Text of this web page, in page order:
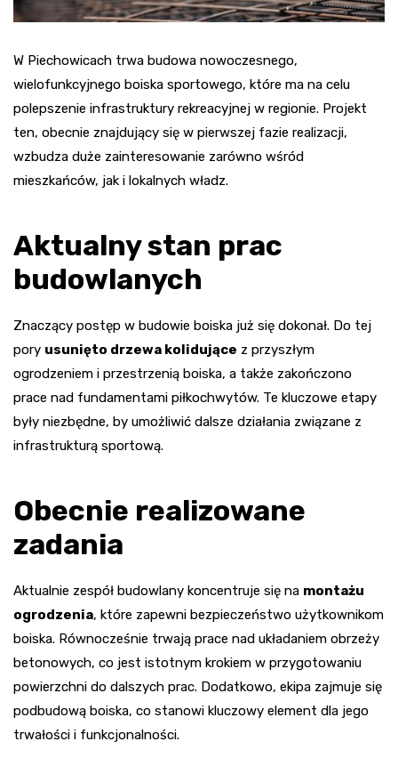
W Piechowicach trwa budowa nowoczesnego,
wielofunkcyjnego boiska sportowego, które ma na celu
polepszenie infrastruktury rekreacyjnej w regionie. Projekt
ten, obecnie znajdujący się w pierwszej fazie realizacji,
wzbudza duże zainteresowanie zarówno wśród
mieszkańców, jak i lokalnych władz.
Aktualny stan prac
budowlanych
Znaczący postęp w budowie boiska już się dokonał. Do tej
pory usunięto drzewa kolidujące z przyszłym
ogrodzeniem i przestrzenią boiska, a także zakończono
prace nad fundamentami piłkochwytów. Te kluczowe etapy
były niezbędne, by umożliwić dalsze działania związane z
infrastrukturą sportową.
Obecnie realizowane
zadania
Aktualnie zespół budowlany koncentruje się na montażu
ogrodzenia, które zapewni bezpieczeństwo użytkownikom
boiska. Równocześnie trwają prace nad układaniem obrzeży
betonowych, co jest istotnym krokiem w przygotowaniu
powierzchni do dalszych prac. Dodatkowo, ekipa zajmuje się
podbudową boiska, co stanowi kluczowy element dla jego
trwałości i funkcjonalności.